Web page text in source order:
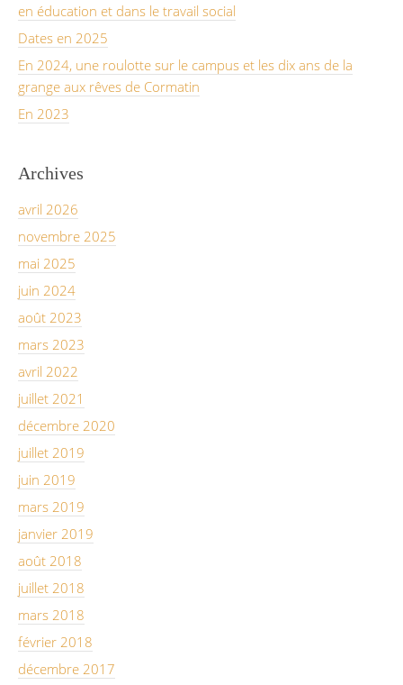
en éducation et dans le travail social
Dates en 2025
En 2024, une roulotte sur le campus et les dix ans de la
grange aux rêves de Cormatin
En 2023
Archives
avril 2026
novembre 2025
mai 2025
juin 2024
août 2023
mars 2023
avril 2022
juillet 2021
décembre 2020
juillet 2019
juin 2019
mars 2019
janvier 2019
août 2018
juillet 2018
mars 2018
février 2018
décembre 2017